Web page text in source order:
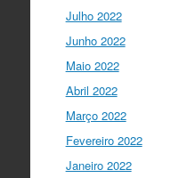
I
@EMBO
@IGCiencia
Julho 2022
Junho 2022
Maio 2022
Abril 2022
Março 2022
Fevereiro 2022
Janeiro 2022